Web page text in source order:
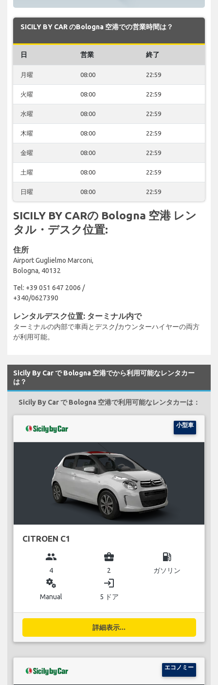
SICILY BY CAR のBologna 空港での営業時間は？
日 営業 終了
月曜 08:00 22:59
火曜 08:00 22:59
水曜 08:00 22:59
木曜 08:00 22:59
金曜 08:00 22:59
土曜 08:00 22:59
日曜 08:00 22:59
SICILY BY CARの Bologna 空港 レン
タル・デスク位置:
住所
Airport Guglielmo Marconi,
Bologna, 40132
Tel: +39 051 647 2006 /
+340/0627390
レンタルデスク位置: ターミナル内で
ターミナルの内部で車両とデスク/カウンターハイヤーの両方
が利用可能。
Sicily By Car で Bologna 空港でから利用可能なレンタカー
は？
Sicily By Car で Bologna 空港で利用可能なレンタカーは：
小型車
CITROEN C1
group
4
business_center
2
local_gas_station
ガソリン
miscellaneous_services
Manual
login
5 ドア
詳細表示...
エコノミー